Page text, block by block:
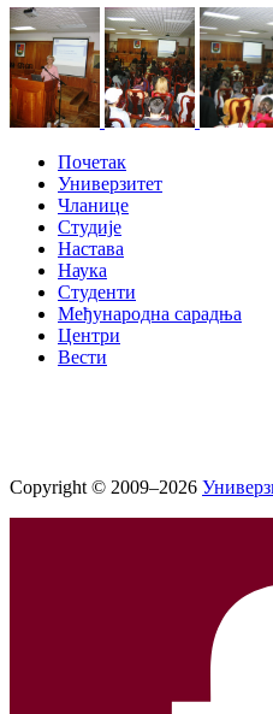
Почетак
Универзитет
Чланице
Студије
Настава
Наука
Студенти
Међународна сарадња
Центри
Вести
Copyright © 2009–2026